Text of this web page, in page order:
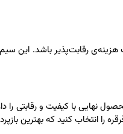
رقابت‌پذیر باشد. این
نهایی با کیفیت و رقابتی
انتخاب کنید که بهترین